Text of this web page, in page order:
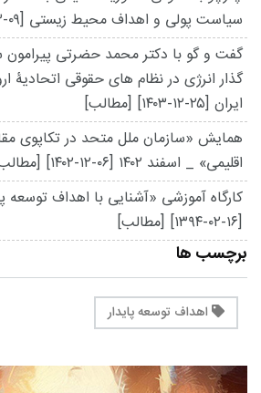
سیاست پولی و اهداف محیط زیستی
گفت و گو با دکتر محمد حضرتی پیرامون
گذار انرژی در نظام های حقوقی اتحادیۀ
ایران [۱۴۰۳-۱۲-۲۵] [مطالب]
همایش «سازمان ملل متحد در تکاپوی
اقلیمی» _ اسفند ۱۴۰۲
[۱۴۰۲-۱۲-۰۶]
کارگاه آموزشی «آشنایی با اهداف توسعه
[۱۳۹۴-۰۲-۱۶] [مطالب]
برچسب ها
اهداف توسعه پایدار